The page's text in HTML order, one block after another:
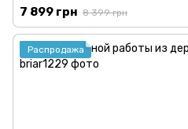
7 899 грн 8 399 грн
Распродажа